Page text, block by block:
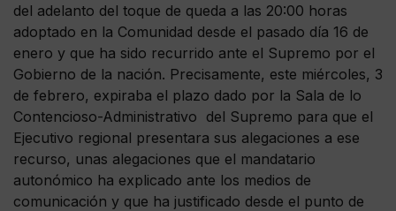
del adelanto del toque de queda a las 20:00 horas
adoptado en la Comunidad desde el pasado día 16 de
enero y que ha sido recurrido ante el Supremo por el
Gobierno de la nación. Precisamente, este miércoles, 3
de febrero, expiraba el plazo dado por la Sala de lo
Contencioso-Administrativo del Supremo para que el
Ejecutivo regional presentara sus alegaciones a ese
recurso, unas alegaciones que el mandatario
autonómico ha explicado ante los medios de
comunicación y que ha justificado desde el punto de